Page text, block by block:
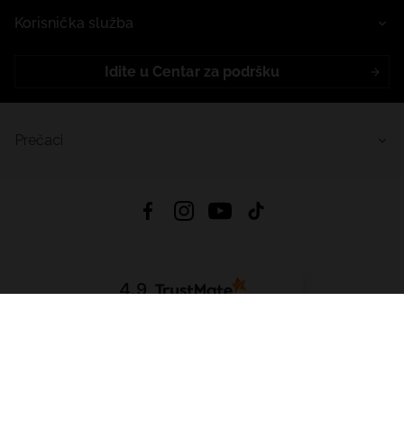
Korisnička služba
Idite u Centar za podršku
4.9